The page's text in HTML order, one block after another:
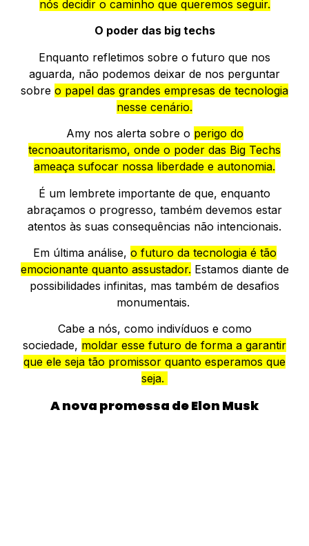
nós decidir o caminho que queremos seguir.
O poder das big techs
Enquanto refletimos sobre o futuro que nos
aguarda, não podemos deixar de nos perguntar
sobre o papel das grandes empresas de tecnologia
nesse cenário.
Amy nos alerta sobre o perigo do
tecnoautoritarismo, onde o poder das Big Techs
ameaça sufocar nossa liberdade e autonomia.
É um lembrete importante de que, enquanto
abraçamos o progresso, também devemos estar
atentos às suas consequências não intencionais.
Em última análise, o futuro da tecnologia é tão
emocionante quanto assustador. Estamos diante de
possibilidades infinitas, mas também de desafios
monumentais.
Cabe a nós, como indivíduos e como
sociedade, moldar esse futuro de forma a garantir
que ele seja tão promissor quanto esperamos que
seja.
A nova promessa de Elon Musk